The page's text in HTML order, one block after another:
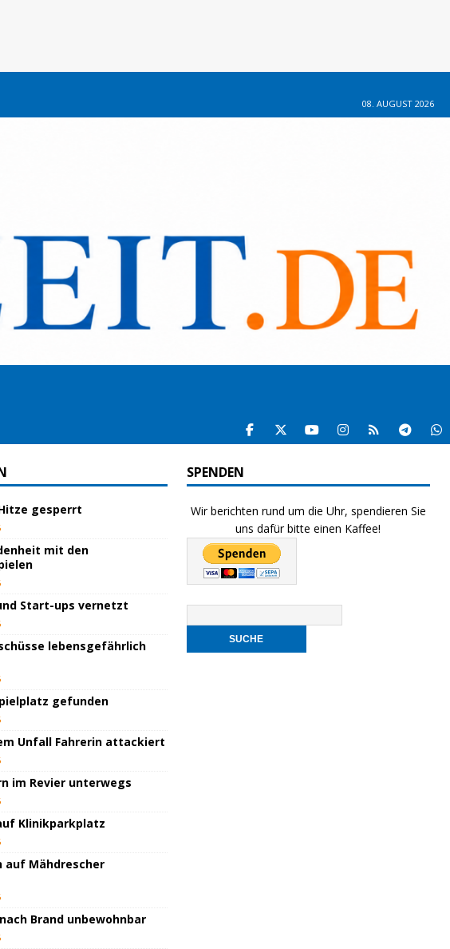
08. AUGUST 2026
gesperrt
mit den
Start-ups vernetzt
lebensgefährlich
gefunden
Unfall Fahrerin attackiert
im Revier unterwegs
Klinikparkplatz
auf Mähdrescher
Brand unbewohnbar
SPENDEN
Wir berichten rund um die Uhr, spendieren Sie
uns dafür bitte einen Kaffee!